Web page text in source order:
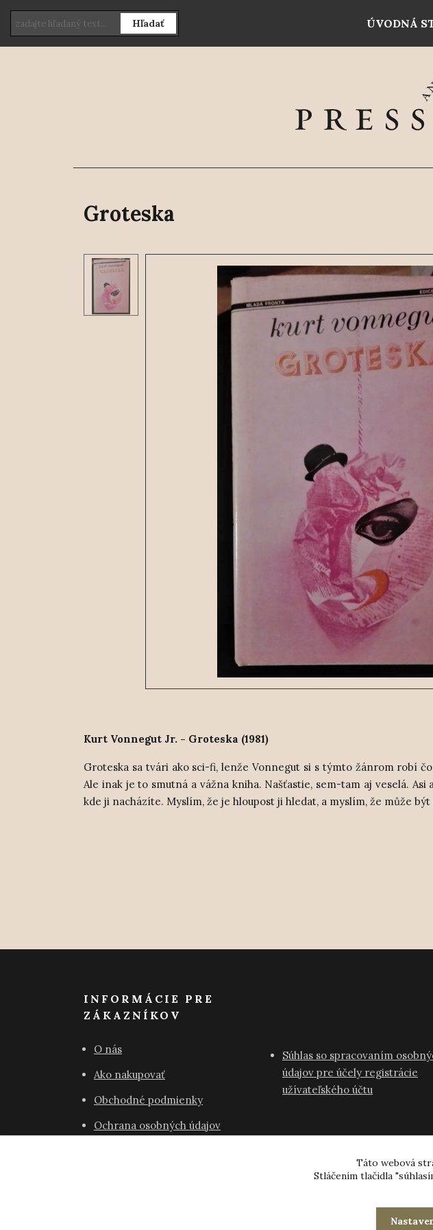
ÚVODNÁ
Hľadať
Groteska
Kurt Vonnegut Jr. - Groteska (1981)
Groteska sa tvári ako sci-fi, lenže Vonnegut si s týmto žánrom robí
Ale inak je to smutná a vážna kniha. Našťastie, sem-tam aj veselá.
kde ji nacházíte. Myslím, že je hloupost ji hledat, a myslím, že může být
INFORMÁCIE PRE
ZÁKAZNÍKOV
O nás
Ako nakupovať
Obchodné podmienky
Ochrana osobných údajov
Súhlas so spracovaním
údajov pre účely registrácie
užívateľského účtu
© 2024-
Táto webová
Stláčením tlačidla